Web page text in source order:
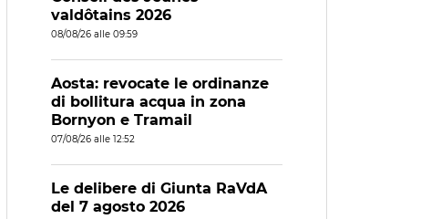
valdôtains 2026
08/08/26 alle 09:59
Aosta: revocate le ordinanze
di bollitura acqua in zona
Bornyon e Tramail
07/08/26 alle 12:52
Le delibere di Giunta RaVdA
del 7 agosto 2026